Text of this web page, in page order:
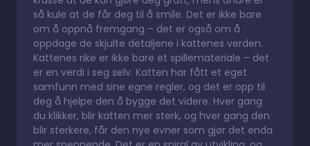
så kule at de får deg til å smile. Det er ikke bare
om å oppnå fremgang – det er også om å
oppdage de skjulte detaljene i kattenes verden.
Kattenes rike er ikke bare et spillemateriale – det
er en verdi i seg selv. Katten har fått et eget
samfunn med sine egne regler, og det er opp til
deg å hjelpe den å bygge det videre. Hver gang
du klikker, blir katten mer sterk, og hver gang den
blir sterkere, får den nye evner som gjør det enda